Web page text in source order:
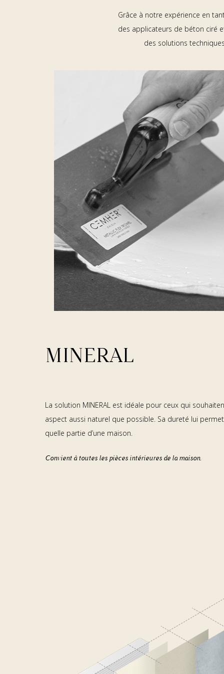
Grâce à notre expérience en
des applicateurs de béton ciré
des solutions
MINERAL
La solution MINERAL est idéale pour ceux qui
aspect aussi naturel que possible. Sa dureté lui
quelle partie d’une maison.
Convient à toutes les pièces intérieures de la maison.